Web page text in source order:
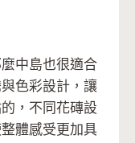
中島也很適合
色彩設計，讓
，不同花磚設
體感受更加具